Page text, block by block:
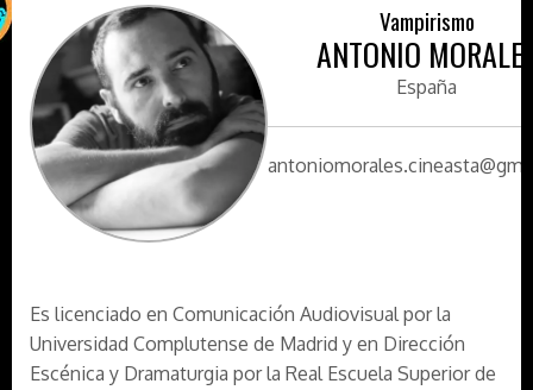
Vampirismo
ANTONIO
España
Es licenciado en Comunicación Audiovisual por la
Universidad Complutense de Madrid y en Dirección
Escénica y Dramaturgia por la Real Escuela Superior de